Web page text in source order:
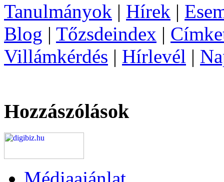
Tanulmányok | Hírek |
Blog | Tőzsdeindex |
Villámkérdés | Hírlevél |
Hozzászólások